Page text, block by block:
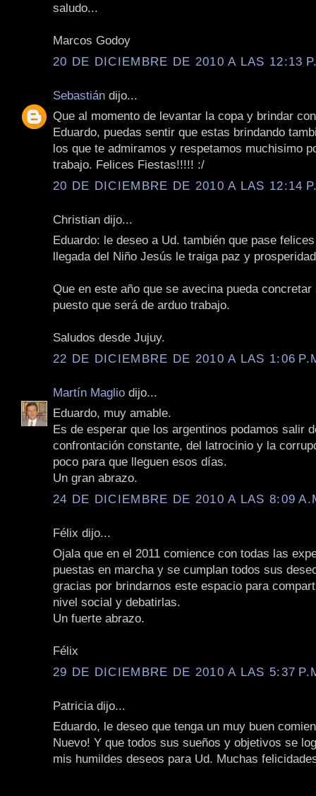
saludo...
Marcos Godoy
20 DE DICIEMBRE DE 2010 A LAS 12:13
Sebastián dijo...
Que al momento de levantar la copa y brindar
Eduardo, puedas sentir que estas brindando
los que te admiramos y respetamos muchisimo
trabajo. Felices Fiestas!!!!! :/
20 DE DICIEMBRE DE 2010 A LAS 12:14
Christian dijo...
Eduardo: le deseo a Ud. también que pase
llegada del Niño Jesús le traiga paz y
Que en este año que se avecina pueda
puesto que será de arduo trabajo.
Saludos desde Jujuy.
22 DE DICIEMBRE DE 2010 A LAS 1:06
Martín Maglio dijo...
Eduardo, muy amable.
Es de esperar que los argentinos podamos salir
confrontación constante, del latrocinio y la
poco para que lleguen esos días.
Un gran abrazo.
24 DE DICIEMBRE DE 2010 A LAS 8:09
Félix dijo...
Ojala que en el 2011 comience con todas las
puestas en marcha y se cumplan todos sus
gracias por brindarnos este espacio para
nivel social y debatirlas.
Un fuerte abrazo.
Félix
29 DE DICIEMBRE DE 2010 A LAS 5:37
Patricia dijo...
Eduardo, le deseo que tenga un muy buen
Nuevo! Y que todos sus sueños y objetivos se
mis humildes deseos para Ud. Muchas